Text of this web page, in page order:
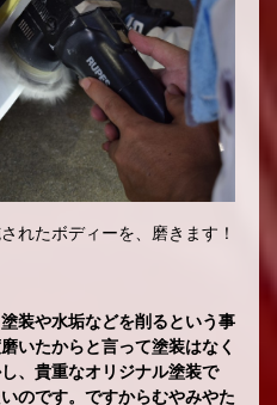
れたボディーを、磨きます！
装や水垢などを削るという事
いたからと言って塗装はなく
、貴重なオリジナル塗装で
のです。ですからむやみやた